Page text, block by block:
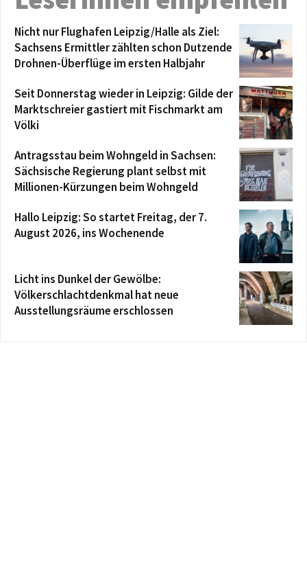
Nicht nur Flughafen Leipzig/Halle als Ziel:
Sachsens Ermittler zählten schon Dutzende
Drohnen-Überflüge im ersten Halbjahr
Seit Donnerstag wieder in Leipzig: Gilde der
Marktschreier gastiert mit Fischmarkt am
Völki
Antragsstau beim Wohngeld in Sachsen:
Sächsische Regierung plant selbst mit
Millionen-Kürzungen beim Wohngeld
Hallo Leipzig: So startet Freitag, der 7.
August 2026, ins Wochenende
Licht ins Dunkel der Gewölbe:
Völkerschlachtdenkmal hat neue
Ausstellungsräume erschlossen